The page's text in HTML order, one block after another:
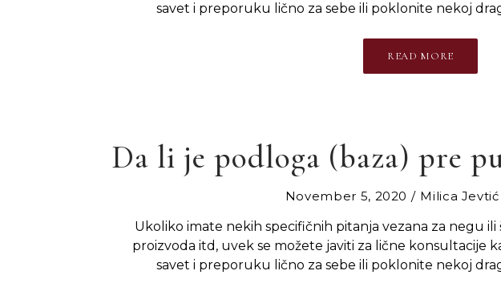
savet i preporuku lično za sebe ili poklonite nekoj
READ MORE
Da li je podloga (baza) pre
November 5, 2020 Milica Jevtić
Ukoliko imate nekih specifičnih pitanja vezana za negu
proizvoda itd, uvek se možete javiti za lične konsultacije
savet i preporuku lično za sebe ili poklonite nekoj